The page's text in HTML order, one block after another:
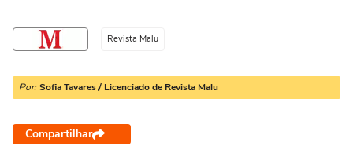
Revista Malu
Por: Sofia Tavares / Licenciado de Revista Malu
Compartilhar